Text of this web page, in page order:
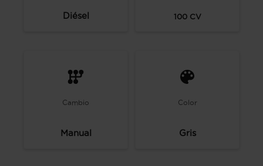
Diésel 100CV
Cambio
Manual
Color
Gris